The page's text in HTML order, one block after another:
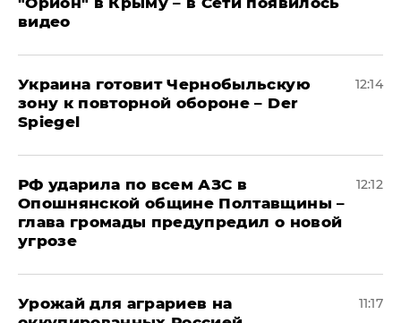
видео
Украина готовит Чернобыльскую
зону к повторной обороне – Der
Spiegel
12:14
РФ ударила по всем АЗС в
Опошнянской общине Полтавщины –
глава громады предупредил о новой
угрозе
12:12
Урожай для аграриев на
11:17